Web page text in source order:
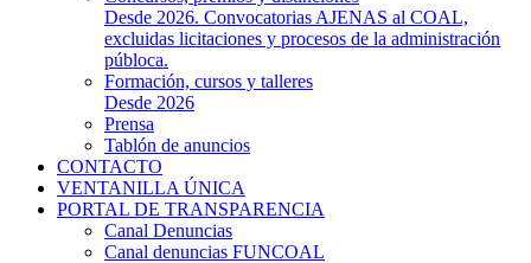
Desde 2026. Convocatorias AJENAS al COAL,
excluidas licitaciones y procesos de la administración
públoca.
Formación, cursos y talleres
Desde 2026
Prensa
Tablón de anuncios
CONTACTO
VENTANILLA ÚNICA
PORTAL DE TRANSPARENCIA
Canal Denuncias
Canal denuncias FUNCOAL